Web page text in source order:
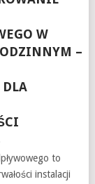
W
–
to
instalacji